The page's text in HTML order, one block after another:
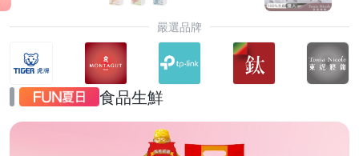
嚴選品牌
食品生鮮